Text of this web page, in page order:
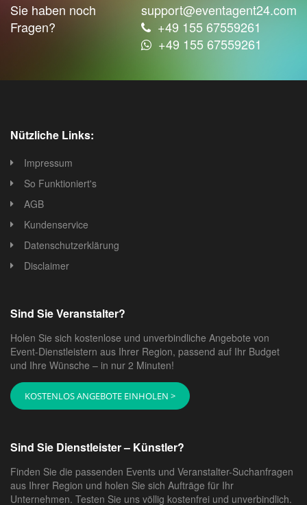
Sie haben noch
Fragen?
support@eventagent24.com
+49 155 67559261
+49 155 67559261
Nützliche Links:
Impressum
So Funktioniert's
AGB
Kundenservice
Datenschutzerklärung
Disclaimer
Sind Sie Veranstalter?
Holen Sie sich kostenlose und unverbindliche Angebote von
Event-Dienstleistern aus Ihrer Region, passend auf Ihr Budget
und Ihre Wünsche – in nur 2 Minuten!
KOSTENLOS ANGEBOTE EINHOLEN >
Sind Sie Dienstleister – Künstler?
Finden Sie die passenden Events und Veranstalter-Suchanfragen
aus Ihrer Region und holen Sie sich Aufträge für Ihr
Unternehmen. Testen Sie uns völlig kostenfrei und unverbindlich.